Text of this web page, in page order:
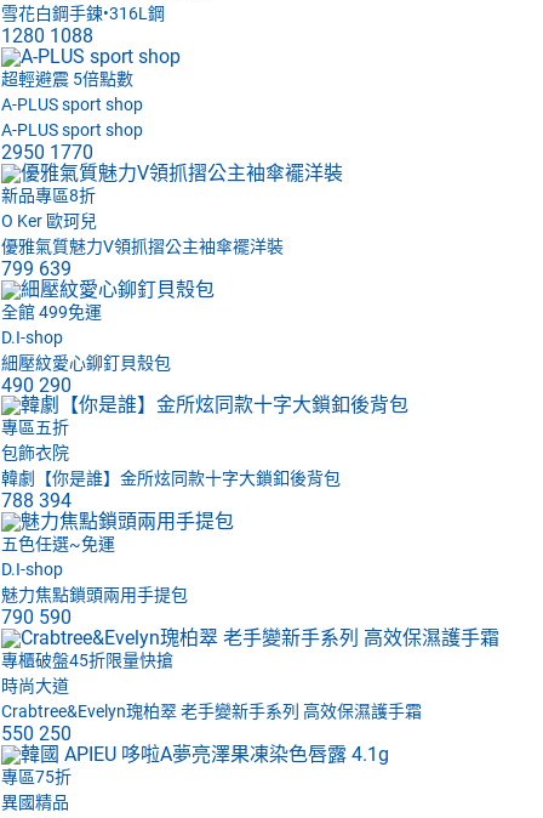
雪花白鋼手鍊•316L鋼
1280 1088
超輕避震 5倍點數
A-PLUS sport shop
A-PLUS sport shop
2950 1770
新品專區8折
O Ker 歐珂兒
優雅氣質魅力V領抓摺公主袖傘襬洋裝
799 639
全館 499免運
D.I-shop
細壓紋愛心鉚釘貝殼包
490 290
專區五折
包飾衣院
韓劇【你是誰】金所炫同款十字大鎖釦後背包
788 394
五色任選~免運
D.I-shop
魅力焦點鎖頭兩用手提包
790 590
專櫃破盤45折限量快搶
時尚大道
Crabtree&Evelyn瑰柏翠 老手變新手系列 高效保濕護手霜
550 250
專區75折
異國精品